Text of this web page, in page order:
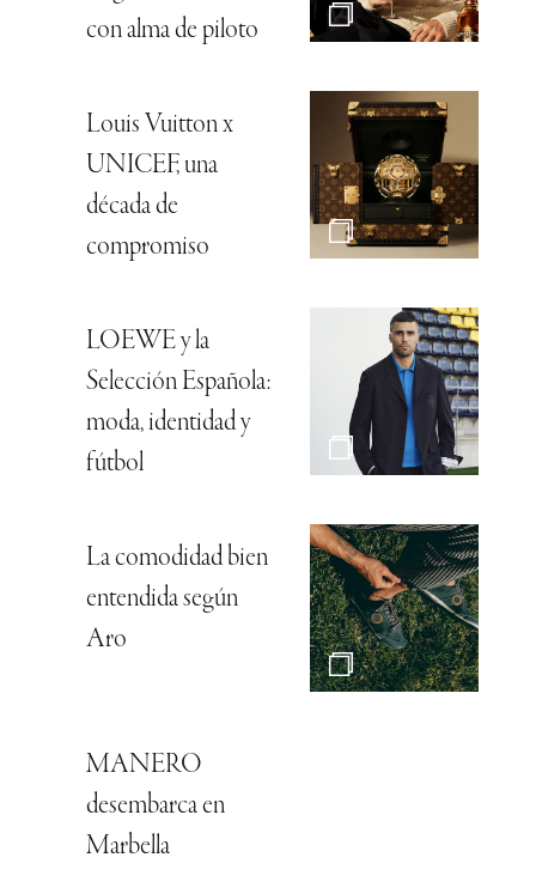
con alma de piloto
Louis Vuitton x
UNICEF, una
década de
compromiso
LOEWE y la
Selección Española:
moda, identidad y
fútbol
La comodidad bien
entendida según
Aro
MANERO
desembarca en
Marbella